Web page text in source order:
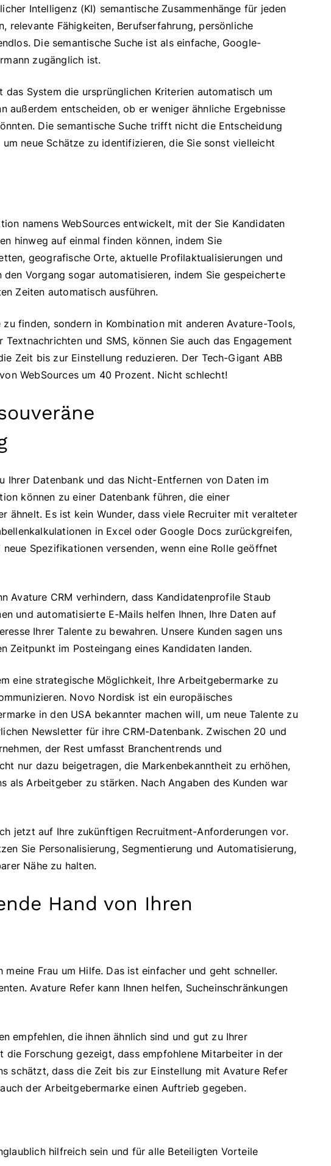
Intelligenz (KI) semantische Zusammenhänge für jeden
relevante Fähigkeiten, Berufserfahrung, persönliche
Die semantische Suche ist als einfache, Google-
zugänglich ist.
System die ursprünglichen Kriterien automatisch um
außerdem entscheiden, ob er weniger ähnliche Ergebnisse
Die semantische Suche trifft nicht die Entscheidung
neue Schätze zu identifizieren, die Sie sonst vielleicht
namens WebSources entwickelt, mit der Sie Kandidaten
hinweg auf einmal finden können, indem Sie
geografische Orte, aktuelle Profilaktualisierungen und
Vorgang sogar automatisieren, indem Sie gespeicherte
Zeiten automatisch ausführen.
finden, sondern in Kombination mit anderen Avature-Tools,
und SMS, können Sie auch das Engagement
Zeit bis zur Einstellung reduzieren. Der Tech-Gigant ABB
WebSources um 40 Prozent. Nicht schlecht!
Ihrer Datenbank und das Nicht-Entfernen von Daten im
können zu einer Datenbank führen, die einer
ähnelt. Es ist kein Wunder, dass viele Recruiter mit veralteter
in Excel oder Google Docs zurückgreifen,
Spezifikationen versenden, wenn eine Rolle geöffnet
Avature CRM verhindern, dass Kandidatenprofile Staub
und automatisierte E-Mails helfen Ihnen, Ihre Daten auf
Ihrer Talente zu bewahren. Unsere Kunden sagen uns
Zeitpunkt im Posteingang eines Kandidaten landen.
eine strategische Möglichkeit, Ihre Arbeitgebermarke zu
Novo Nordisk ist ein europäisches
in den USA bekannter machen will, um neue Talente zu
Newsletter für ihre CRM-Datenbank. Zwischen 20 und
der Rest umfasst Branchentrends und
nur dazu beigetragen, die Markenbekanntheit zu erhöhen,
als Arbeitgeber zu stärken. Nach Angaben des Kunden war
jetzt auf Ihre zukünftigen Recruitment-Anforderungen vor.
Sie Personalisierung, Segmentierung und Automatisierung,
Nähe zu halten.
Hand von Ihren
Frau um Hilfe. Das ist einfacher und geht schneller.
Avature Refer kann Ihnen helfen, Sucheinschränkungen
empfehlen, die ihnen ähnlich sind und gut zu Ihrer
die Forschung gezeigt, dass empfohlene Mitarbeiter in der
schätzt, dass die Zeit bis zur Einstellung mit Avature Refer
der Arbeitgebermarke einen Auftrieb gegeben.
hilfreich sein und für alle Beteiligten Vorteile